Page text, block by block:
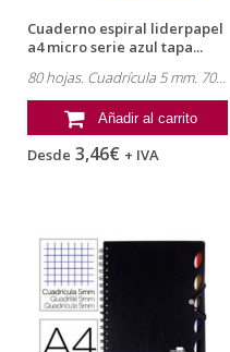
Cuaderno espiral liderpapel
a4 micro serie azul tapa...
80 hojas. Cuadrícula 5 mm. 70 g/m2.
Añadir al carrito
Desde 3,46€ + IVA